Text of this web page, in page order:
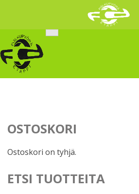
content
OSTOSKORI
Ostoskori on tyhjä.
ETSI TUOTTEITA